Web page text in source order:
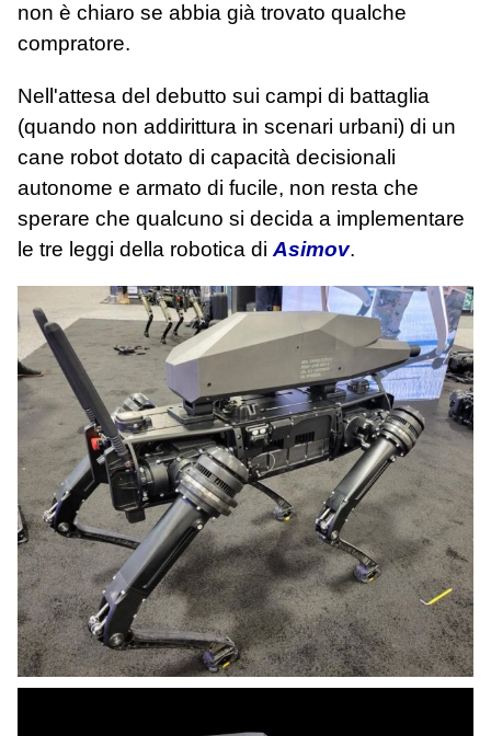
non è chiaro se abbia già trovato qualche
compratore.
Nell'attesa del debutto sui campi di battaglia
(quando non addirittura in scenari urbani) di un
cane robot dotato di capacità decisionali
autonome e armato di fucile, non resta che
sperare che qualcuno si decida a implementare
le tre leggi della robotica di Asimov.